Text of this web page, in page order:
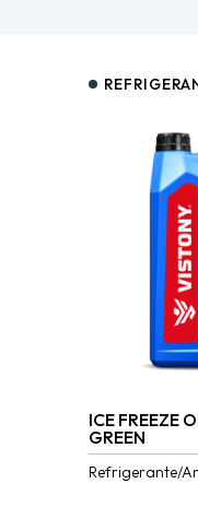
ICE FREEZE
GREEN
Refrigerante/